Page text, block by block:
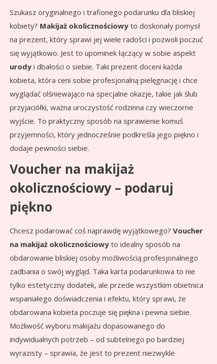
Szukasz oryginalnego i trafionego podarunku dla bliskiej
kobiety? Makijaż okolicznościowy to doskonały pomysł
na prezent, który sprawi jej wiele radości i pozwoli poczuć
się wyjątkowo. Jest to upominek łączący w sobie aspekt
urody i dbałości o siebie. Taki prezent doceni każda
kobieta, która ceni sobie profesjonalną pielęgnację i chce
wyglądać olśniewająco na specjalne okazje, takie jak ślub
przyjaciółki, ważna uroczystość rodzinna czy wieczorne
wyjście. To praktyczny sposób na sprawienie komuś
przyjemności, który jednocześnie podkreśla jego piękno i
dodaje pewności siebie.
Voucher na makijaż
okolicznościowy – podaruj
piękno
Chcesz podarować coś naprawdę wyjątkowego? Voucher
na makijaż okolicznościowy to idealny sposób na
obdarowanie bliskiej osoby możliwością profesjonalnego
zadbania o swój wygląd. Taka karta podarunkowa to nie
tylko estetyczny dodatek, ale przede wszystkim obietnica
wspaniałego doświadczenia i efektu, który sprawi, że
obdarowana kobieta poczuje się piękna i pewna siebie.
Możliwość wyboru makijażu dopasowanego do
indywidualnych potrzeb – od subtelnego po bardziej
wyrazisty – sprawia, że jest to prezent niezwykle